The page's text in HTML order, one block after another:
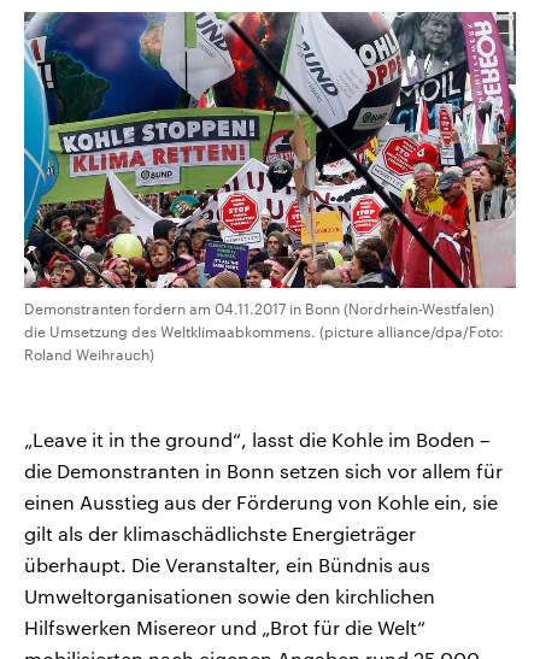
Demonstranten fordern am 04.11.2017 in Bonn (Nordrhein-Westfalen)
die Umsetzung des Weltklimaabkommens. (picture alliance/dpa/Foto:
Roland Weihrauch)
„Leave it in the ground“, lasst die Kohle im Boden –
die Demonstranten in Bonn setzen sich vor allem für
einen Ausstieg aus der Förderung von Kohle ein, sie
gilt als der klimaschädlichste Energieträger
überhaupt. Die Veranstalter, ein Bündnis aus
Umweltorganisationen sowie den kirchlichen
Hilfswerken Misereor und „Brot für die Welt“